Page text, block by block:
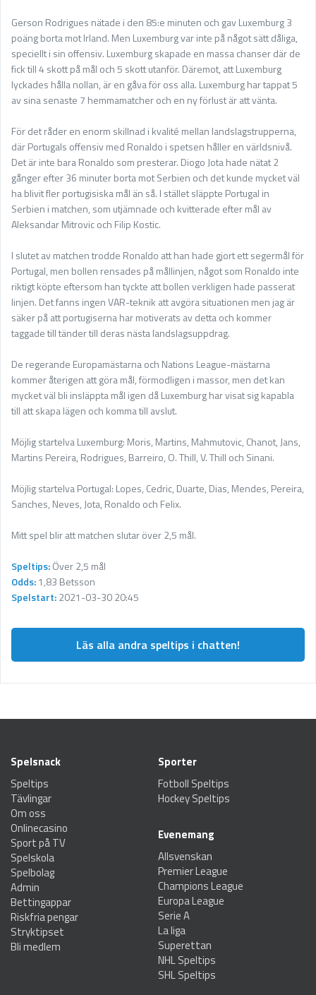
Gerson Rodrigues nätade i den 85:e minuten och gav Luxemburg 3
poäng borta mot Irland. Men Luxemburg var inte på något sätt dåliga,
speciellt i sin offensiv. Luxemburg skapade en massa chanser där de
fick till 4 skott på mål och 5 skott utanför. Däremot, att Luxemburg
lyckades hålla nollan, är en gåva för oss alla. Luxemburg har tappat 5
av sina senaste 7 hemmamatcher och en ny förlust är att vänta.
För det råder en enorm skillnad i kvalité mellan landslagstrupperna,
där Portugals offensiv med Ronaldo i spetsen håller en världsnivå.
Det är inte bara Ronaldo som presterar. Diogo Jota hade nätat 2
gånger efter 36 minuter borta mot Serbien och det kunde mycket väl
ha blivit fler portugisiska mål än så. I stället släppte Portugal in
Serbien i matchen, som utjämnade och kvitterade efter mål av
Aleksandar Mitrovic och Filip Kostic.
I slutet av matchen trodde Ronaldo att han hade gjort ett segermål för
Portugal, men bollen rensades på mållinjen, något som Ronaldo inte
riktigt köpte eftersom han tyckte att bollen verkligen hade passerat
linjen. Det fanns ingen VAR-teknik att avgöra situationen men jag är
säker på att portugiserna har motiverats av detta och kommer
taggade till tänder till deras nästa landslagsuppdrag.
De regerande Europamästarna och Nations League-mästarna
kommer återigen att göra mål, förmodligen i massor, men det kan
mycket väl bli insläppta mål igen då Luxemburg har visat sig kapabla
till att skapa lägen och komma till avslut.
Möjlig startelva Luxemburg: Moris, Martins, Mahmutovic, Chanot, Jans,
Martins Pereira, Rodrigues, Barreiro, O. Thill, V. Thill och Sinani.
Möjlig startelva Portugal: Lopes, Cedric, Duarte, Dias, Mendes, Pereira,
Sanches, Neves, Jota, Ronaldo och Felix.
Mitt spel blir att matchen slutar över 2,5 mål.
Speltips:Över 2,5 mål
Odds:1,83 Betsson
Spelstart:2021-03-30 20:45
Läs alla andra speltips i chatten!
Spelsnack
Speltips
Tävlingar
Om oss
Onlinecasino
Sport på TV
Spelskola
Spelbolag
Admin
Bettingappar
Riskfria pengar
Stryktipset
Bli medlem
Sporter
Fotboll Speltips
Hockey Speltips
Evenemang
Allsvenskan
Premier League
Champions League
Europa League
Serie A
La liga
Superettan
NHL Speltips
SHL Speltips